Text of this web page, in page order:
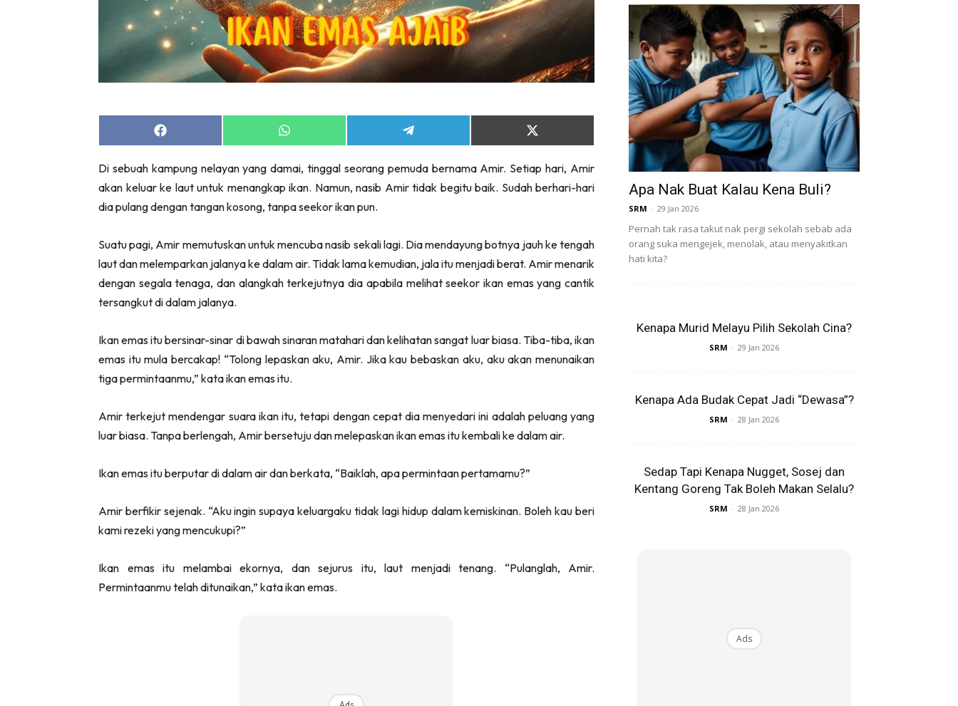
Share
on
Share
on
Share
on
Share
on
(Twitter)
Di sebuah kampung nelayan yang damai, tinggal seorang pemuda bernama Amir. Setiap hari, Amir
akan keluar ke laut untuk menangkap ikan. Namun, nasib Amir tidak begitu baik. Sudah berhari-hari
dia pulang dengan tangan kosong, tanpa seekor ikan pun.
Suatu pagi, Amir memutuskan untuk mencuba nasib sekali lagi. Dia mendayung botnya jauh ke tengah
laut dan melemparkan jalanya ke dalam air. Tidak lama kemudian, jala itu menjadi berat. Amir menarik
dengan segala tenaga, dan alangkah terkejutnya dia apabila melihat seekor ikan emas yang cantik
tersangkut di dalam jalanya.
Ikan emas itu bersinar-sinar di bawah sinaran matahari dan kelihatan sangat luar biasa. Tiba-tiba, ikan
emas itu mula bercakap! “Tolong lepaskan aku, Amir. Jika kau bebaskan aku, aku akan menunaikan
tiga permintaanmu,” kata ikan emas itu.
Amir terkejut mendengar suara ikan itu, tetapi dengan cepat dia menyedari ini adalah peluang yang
luar biasa. Tanpa berlengah, Amir bersetuju dan melepaskan ikan emas itu kembali ke dalam air.
Ikan emas itu berputar di dalam air dan berkata, “Baiklah, apa permintaan pertamamu?”
Amir berfikir sejenak. “Aku ingin supaya keluargaku tidak lagi hidup dalam kemiskinan. Boleh kau beri
kami rezeki yang mencukupi?”
Ikan emas itu melambai ekornya, dan sejurus itu, laut menjadi tenang. “Pulanglah, Amir.
Permintaanmu telah ditunaikan,” kata ikan emas.
Apa Nak Buat Kalau Kena Buli?
SRM - 29 Jan 2026
Pernah tak rasa takut nak pergi sekolah sebab ada
orang suka mengejek, menolak, atau menyakitkan
hati kita?
Kenapa Murid Melayu Pilih Sekolah Cina?
SRM - 29 Jan 2026
Kenapa Ada Budak Cepat Jadi “Dewasa”?
SRM - 28 Jan 2026
Sedap Tapi Kenapa Nugget, Sosej dan
Kentang Goreng Tak Boleh Makan Selalu?
SRM - 28 Jan 2026
Ads